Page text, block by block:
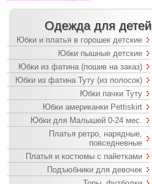
Одежда для детей
Юбки и платья в горошек детские
Юбки пышные детские
Юбки из фатина (пошив на заказ)
Юбки из фатина Туту (из полосок)
Юбки пачки Туту
Юбки американки Pettiskirt
Юбки для Малышей 0-24 мес.
Платья ретро, нарядные,
повседневные
Платья и костюмы с пайетками
Подъюбники для девочек